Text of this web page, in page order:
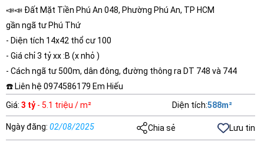
📣📣 Đất Mặt Tiền Phú An 048, Phường Phú An, TP HCM
gần ngã tư Phú Thứ
- Diện tích 14x42 thổ cư 100
- Giá chỉ 3 tỷ xx :B (x nhỏ )
- Cách ngã tư 500m, dân đông, đường thông ra DT 748 và 744
☎️ Liên hệ 0974586179 Em Hiếu
Giá: 3 tỷ - 5.1 triệu / m² Diện tích:588m²
Ngày đăng: 02/08/2025 Chia sẻ Lưu tin